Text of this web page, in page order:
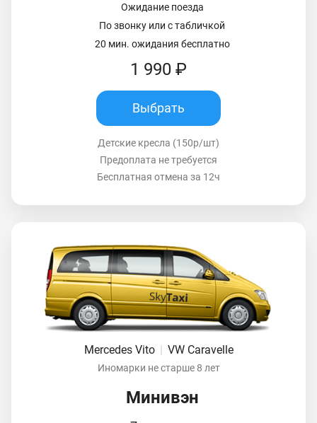
Ожидание поезда
По звонку или с табличкой
20 мин. ожидания бесплатно
1 990 ₽
Выбрать
Детские кресла (150р/шт)
Предоплата не требуется
Бесплатная отмена за 12ч
Mercedes Vito VW Caravelle
Иномарки не старше 8 лет
Минивэн